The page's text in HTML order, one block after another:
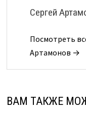
Сергей
Посмотреть
Артамонов →
ВАМ ТАКЖЕ